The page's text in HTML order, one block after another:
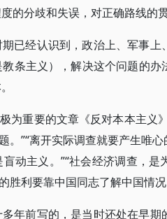
的分歧和失误，对正确路线的贯
已经认识到，政治上、军事
条主义），解决这个问题的
为重要的文章《反对本本主义
。”“离开实际调查就要产生唯
动主义。”“社会经济调查，
胜利要靠中国同志了解中国情
年前写的，是当时还处在早